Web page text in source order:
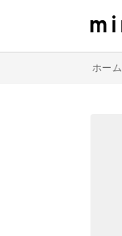
ホーム